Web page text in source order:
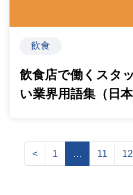
飲食
飲食店で働くスタ
い業界用語集（日
< 1 … 11 12